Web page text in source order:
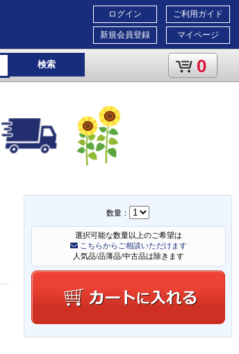
ご利用ガイド
マイページ
ログイン
新規会員登録
検索 0
数量：
選択可能な数量以上のご希望は
こちらからご相談いただけます
人気品/品薄品/中古品は除きます